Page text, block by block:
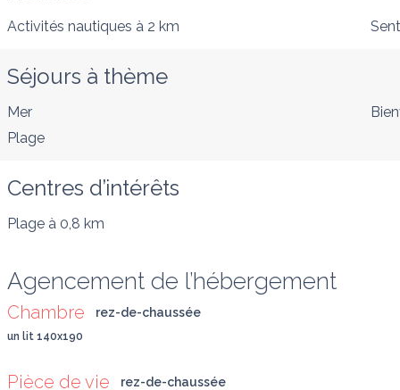
Activités nautiques à 2 km
Séjours à thème
Mer
Plage
Centres d’intérêts
Plage à 0,8 km
Agencement de l’hébergement
Chambre rez-de-chaussée
un lit 140x190
Pièce de vie rez-de-chaussée